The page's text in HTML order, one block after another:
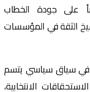
على جودة الخطاب
الثقة في المؤسسات
في سياق سياسي يتسم
الانتخابية،